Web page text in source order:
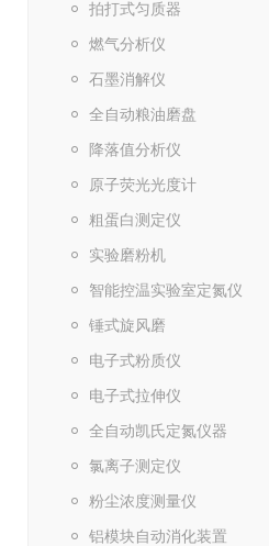
拍打式匀质器
燃气分析仪
石墨消解仪
全自动粮油磨盘
降落值分析仪
原子荧光光度计
粗蛋白测定仪
实验磨粉机
智能控温实验室定氮仪
锤式旋风磨
电子式粉质仪
电子式拉伸仪
全自动凯氏定氮仪器
氯离子测定仪
粉尘浓度测量仪
铝模块自动消化装置